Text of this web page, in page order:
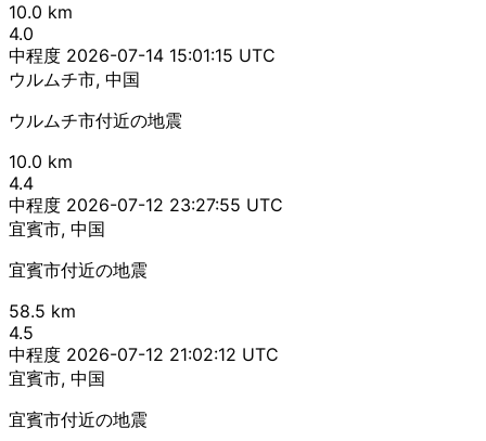
10.0 km
4.0
中程度 2026-07-14 15:01:15 UTC
ウルムチ市, 中国
ウルムチ市付近の地震
10.0 km
4.4
中程度 2026-07-12 23:27:55 UTC
宜賓市, 中国
宜賓市付近の地震
58.5 km
4.5
中程度 2026-07-12 21:02:12 UTC
宜賓市, 中国
宜賓市付近の地震